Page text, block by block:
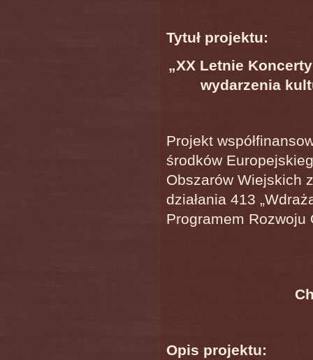
Tytuł projektu:
„XX Letnie
wydarzenia
Projekt
środków
Obszarów Wiejskich
działania 413
Programem
Opis projektu: